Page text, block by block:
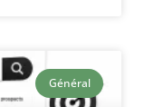
Général